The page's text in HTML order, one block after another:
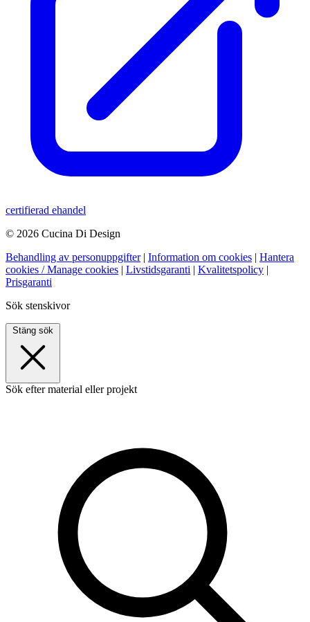
certifierad ehandel
© 2026 Cucina Di Design
Behandling av personuppgifter | Information om cookies | Hantera
cookies / Manage cookies | Livstidsgaranti | Kvalitetspolicy |
Prisgaranti
Sök stenskivor
Stäng sök
Sök efter material eller projekt